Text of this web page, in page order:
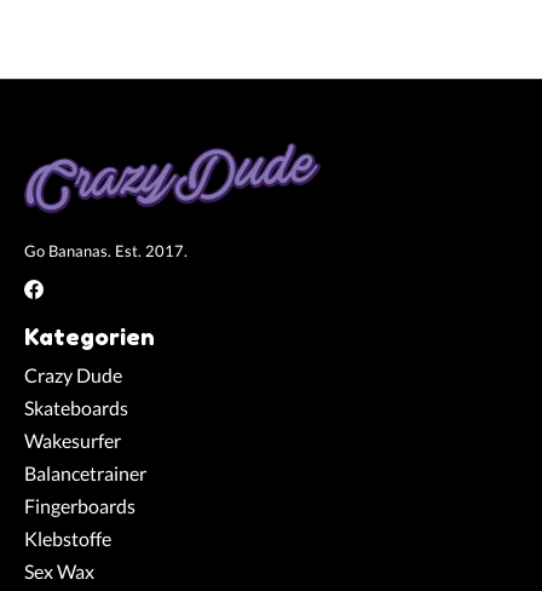
Go Bananas. Est. 2017.
Kategorien
Crazy Dude
Skateboards
Wakesurfer
Balancetrainer
Fingerboards
Klebstoffe
Sex Wax